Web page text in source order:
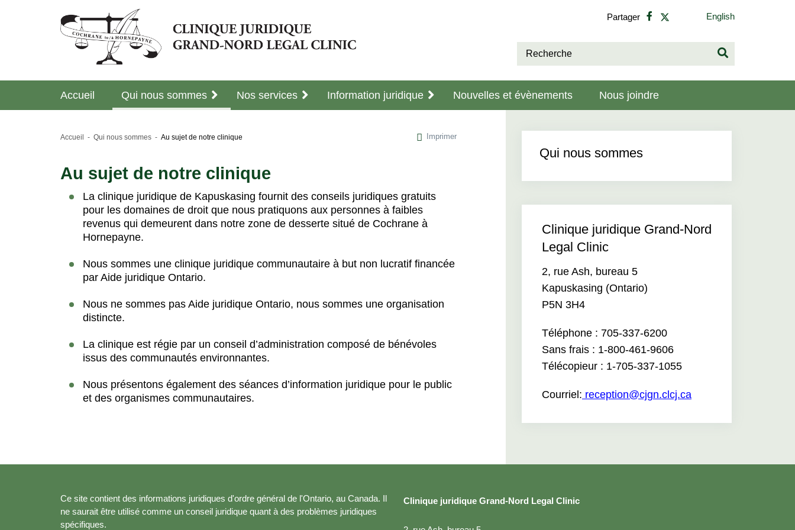
Partager English
Accueil Qui nous sommes Nos services Information juridique Nouvelles et évènements Nous joindre
Accueil Qui nous sommes Au sujet de notre clinique Imprimer
Au sujet de notre clinique
La clinique juridique de Kapuskasing fournit des conseils juridiques gratuits
pour les domaines de droit que nous pratiquons aux personnes à faibles
revenus qui demeurent dans notre zone de desserte situé de Cochrane à
Hornepayne.
Nous sommes une clinique juridique communautaire à but non lucratif financée
par Aide juridique Ontario.
Nous ne sommes pas Aide juridique Ontario, nous sommes une organisation
distincte.
La clinique est régie par un conseil d’administration composé de bénévoles
issus des communautés environnantes.
Nous présentons également des séances d’information juridique pour le public
et des organismes communautaires.
Qui nous sommes
Clinique juridique Grand-Nord
Legal Clinic
2, rue Ash, bureau 5
Kapuskasing (Ontario)
P5N 3H4
Téléphone : 705-337-6200
Sans frais : 1-800-461-9606
Télécopieur : 1-705-337-1055
Courriel: reception@cjgn.clcj.ca
Ce site contient des informations juridiques d'ordre général de l'Ontario, au Canada. Il
ne saurait être utilisé comme un conseil juridique quant à des problèmes juridiques
spécifiques.
Clinique juridique Grand-Nord Legal Clinic